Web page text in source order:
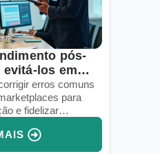
pós-
evitá-los em
erros comuns
para
e fidelizar